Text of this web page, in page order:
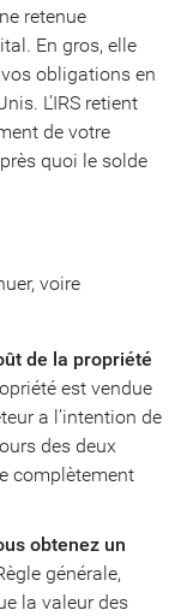
retenue
En gros, elle
obligations en
L’IRS retient
de votre
quoi le solde
voire
de la propriété
est vendue
a l’intention de
des deux
complètement
obtenez un
générale,
la valeur des